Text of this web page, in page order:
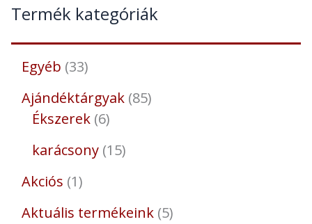
Termék kategóriák
Egyéb 33
Ajándéktárgyak 85
Ékszerek 6
karácsony 15
Akciós 1
Aktuális termékeink 5